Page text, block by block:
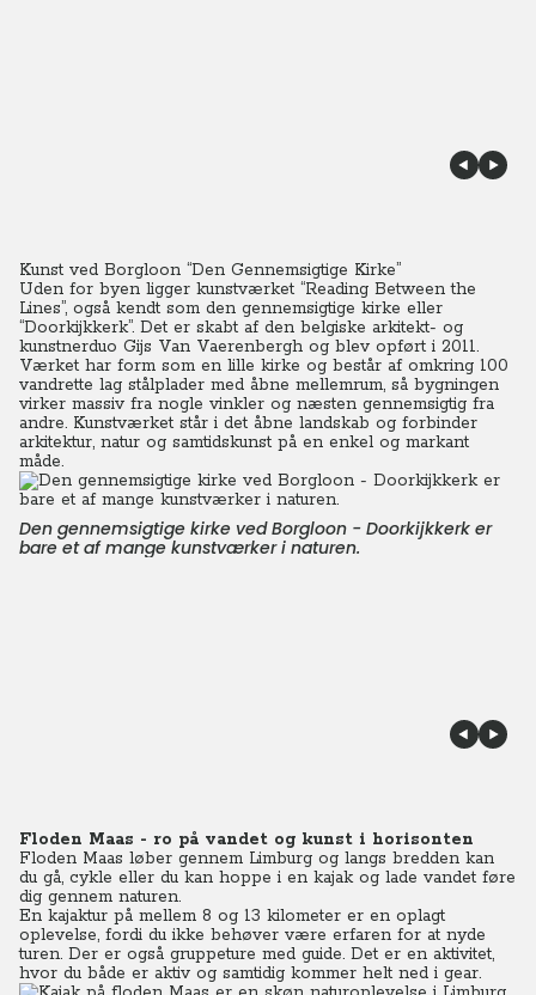
Kunst ved Borgloon “Den Gennemsigtige Kirke”
Uden for byen ligger kunstværket “Reading Between the
Lines”, også kendt som den gennemsigtige kirke eller
“Doorkijkkerk”. Det er skabt af den belgiske arkitekt- og
kunstnerduo Gijs Van Vaerenbergh og blev opført i 2011.
Værket har form som en lille kirke og består af omkring 100
vandrette lag stålplader med åbne mellemrum, så bygningen
virker massiv fra nogle vinkler og næsten gennemsigtig fra
andre. Kunstværket står i det åbne landskab og forbinder
arkitektur, natur og samtidskunst på en enkel og markant
måde.
Den gennemsigtige kirke ved Borgloon - Doorkijkkerk er
bare et af mange kunstværker i naturen.
Floden Maas - ro på vandet og kunst i horisonten
Floden Maas løber gennem Limburg og langs bredden kan
du gå, cykle eller du kan hoppe i en kajak og lade vandet føre
dig gennem naturen.
En kajaktur på mellem 8 og 13 kilometer er en oplagt
oplevelse, fordi du ikke behøver være erfaren for at nyde
turen. Der er også gruppeture med guide. Det er en aktivitet,
hvor du både er aktiv og samtidig kommer helt ned i gear.